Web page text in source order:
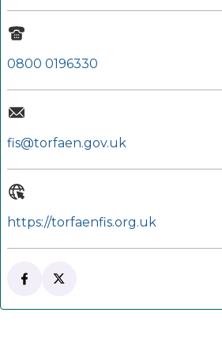
0800 0196330
fis@torfaen.gov.uk
https://torfaenfis.org.uk
Follow Torfaen FIS on Facebook
(yn agor mewn tab newydd)
Follow Torfaen FIS on X
(yn agor mewn tab newydd)